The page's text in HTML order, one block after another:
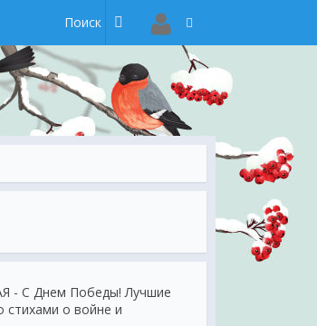
- С Днем Победы! Лучшие
стихами о войне и